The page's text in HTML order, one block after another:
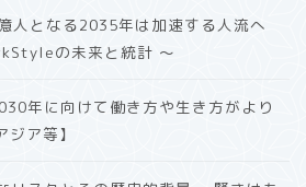
人となる2035年は加速する人流へ
の未来と統計 〜
年に向けて働き方や生き方がより
ア等】